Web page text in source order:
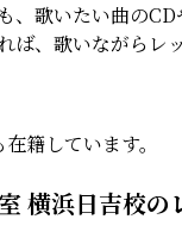
、歌いたい曲の
ば、歌いながらレ
籍しています。
横浜日吉校の